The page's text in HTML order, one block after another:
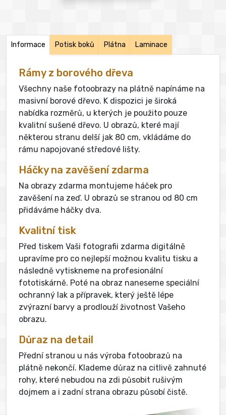
Informace Potisk boků Plátna Laminace
Rámy z borového dřeva
Všechny naše fotoobrazy na plátně napínáme na
masivní borové dřevo. K dispozici je široká
nabídka rozměrů, u kterých je použito pouze
kvalitní sušené dřevo. U obrazů, které mají
některou stranu delší jak 80 cm, vkládáme do
rámu napojované středové lišty.
Háčky na zavěšení zdarma
Na obrazy zdarma montujeme háček pro
zavěšení na zeď. U obrazů se stranou od 80 cm
přidáváme háčky dva.
Kvalitní tisk
Před tiskem Vaši fotografii zdarma digitálně
upravíme pro co nejlepší možnou kvalitu tisku a
následně vytiskneme na profesionální
fototiskárně. Poté na obraz naneseme speciální
ochranný lak a přípravek, který ještě lépe
zvýrazní barvy a prodlouží životnost Vašeho
obrazu.
Důraz na detail
Přední stranou u nás výroba fotoobrazů na
plátně nekončí. Klademe důraz na citlivě zahnuté
rohy, které nebudou na zdi působit rušivým
dojmem a i zadní strana obrazu působí čistě.